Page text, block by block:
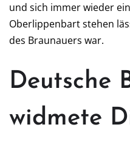
und sich immer wieder
Oberlippenbart stehen
des Braunauers war.
Deutsche
widmete